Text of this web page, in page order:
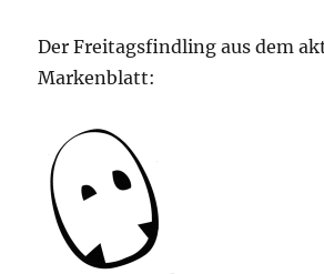
Der Freitagsfindling aus dem
Markenblatt: